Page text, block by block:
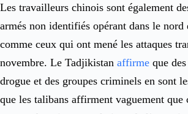
Les travailleurs chinois sont également
armés non identifiés opérant dans le nord
comme ceux qui ont mené les attaques
novembre. Le Tadjikistan affirme que
drogue et des groupes criminels en sont
que les talibans affirment vaguement que